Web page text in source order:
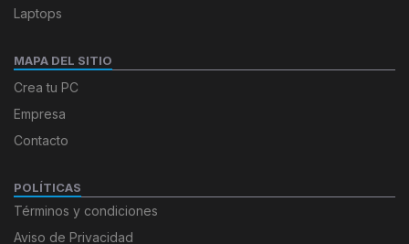
Laptops
MAPA DEL SITIO
Crea tu PC
Empresa
Contacto
POLÍTICAS
Términos y condiciones
Aviso de Privacidad